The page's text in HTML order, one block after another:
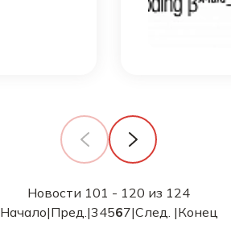
Новости 101 - 120 из 124
Начало|Пред.|34567|След. |Конец